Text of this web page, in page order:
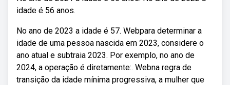
idade é 56 anos.
No ano de 2023 a idade é 57. Webpara determinar a
idade de uma pessoa nascida em 2023, considere o
ano atual e subtraia 2023. Por exemplo, no ano de
2024, a operação é diretamente:. Webna regra de
transição da idade mínima progressiva, a mulher que